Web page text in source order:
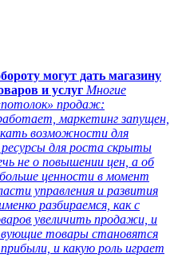
могут дать магазину
и услуг Многие
продаж:
маркетинг запущен,
возможности для
для роста скрыты
не о повышении цен, а об
ценности в момент
управления и развития
разбираемся, как с
увеличить продажи, и
товары становятся
и какую роль играет